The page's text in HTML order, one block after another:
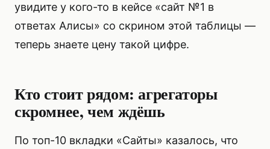
увидите у кого-то в кейсе «сайт №1 в
ответах Алисы» со скрином этой таблицы —
теперь знаете цену такой цифре.
Кто стоит рядом: агрегаторы
скромнее, чем ждёшь
По топ-10 вкладки «Сайты» казалось, что